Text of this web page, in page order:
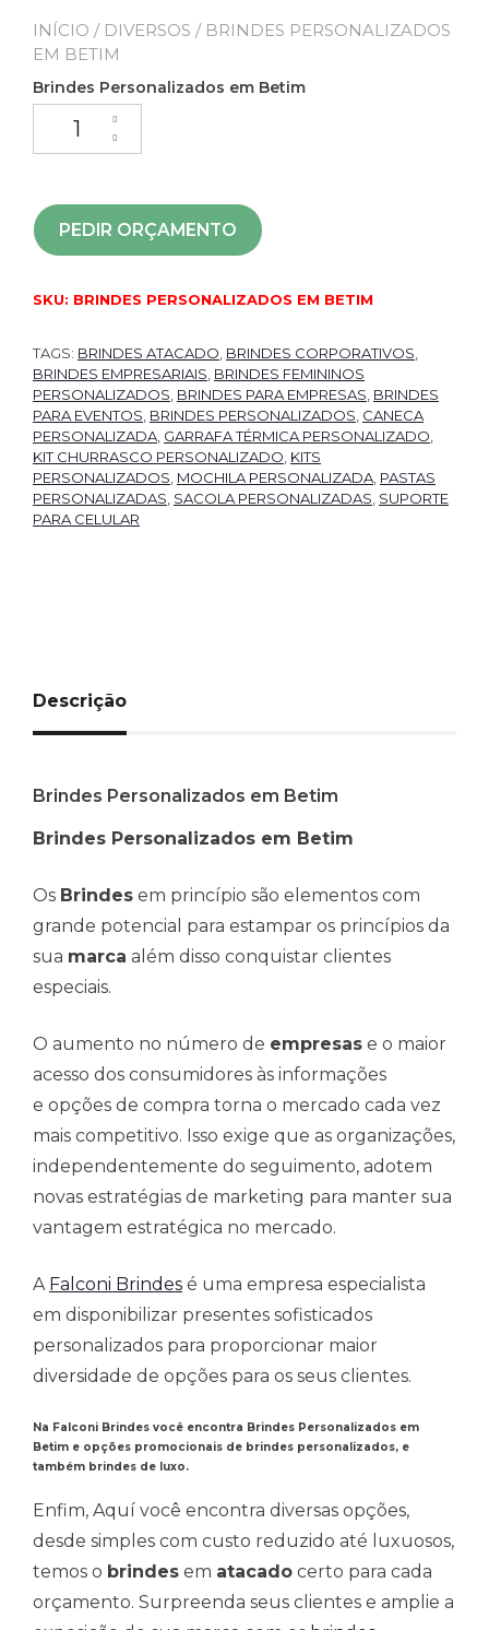
INÍCIO / DIVERSOS / BRINDES PERSONALIZADOS
EM BETIM
Brindes Personalizados em Betim
PEDIR ORÇAMENTO
SKU: BRINDES PERSONALIZADOS EM BETIM
TAGS: BRINDES ATACADO, BRINDES CORPORATIVOS,
BRINDES EMPRESARIAIS, BRINDES FEMININOS
PERSONALIZADOS, BRINDES PARA EMPRESAS, BRINDES
PARA EVENTOS, BRINDES PERSONALIZADOS, CANECA
PERSONALIZADA, GARRAFA TÉRMICA PERSONALIZADO,
KIT CHURRASCO PERSONALIZADO, KITS
PERSONALIZADOS, MOCHILA PERSONALIZADA, PASTAS
PERSONALIZADAS, SACOLA PERSONALIZADAS, SUPORTE
PARA CELULAR
Descrição
Brindes Personalizados em Betim
Brindes Personalizados em Betim
Os Brindes em princípio são elementos com
grande potencial para estampar os princípios da
sua marca além disso conquistar clientes
especiais.
O aumento no número de empresas e o maior
acesso dos consumidores às informações
e opções de compra torna o mercado cada vez
mais competitivo. Isso exige que as organizações,
independentemente do seguimento, adotem
novas estratégias de marketing para manter sua
vantagem estratégica no mercado.
A Falconi Brindes é uma empresa especialista
em disponibilizar presentes sofisticados
personalizados para proporcionar maior
diversidade de opções para os seus clientes.
Na Falconi Brindes você encontra Brindes Personalizados em
Betim e opções promocionais de brindes personalizados, e
também brindes de luxo.
Enfim, Aquí você encontra diversas opções,
desde simples com custo reduzido até luxuosos,
temos o brindes em atacado certo para cada
orçamento. Surpreenda seus clientes e amplie a